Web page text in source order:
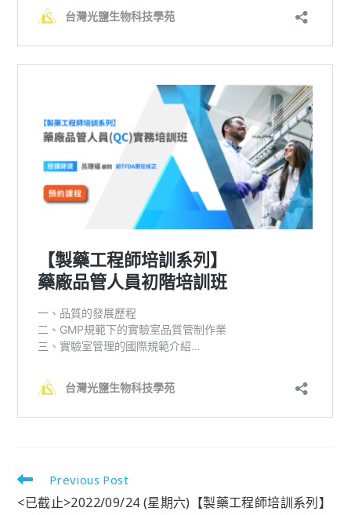
Previous Post
<已截止>2022/09/24 (星期六)【製藥工程師培訓系列】